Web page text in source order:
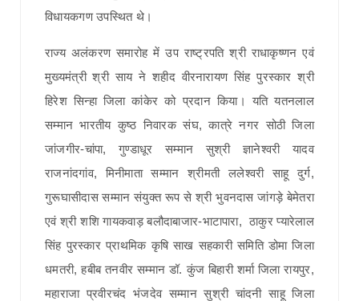
विधायकगण उपस्थित थे।
राज्य अलंकरण समारोह में उप राष्ट्रपति श्री राधाकृष्णन एवं
मुख्यमंत्री श्री साय ने शहीद वीरनारायण सिंह पुरस्कार श्री
हिरेश सिन्हा जिला कांकेर को प्रदान किया। यति यतनलाल
सम्मान भारतीय कुष्ठ निवारक संघ, कात्रे नगर सोठी जिला
जांजगीर-चांपा, गुण्डाधूर सम्मान सुश्री ज्ञानेश्वरी यादव
राजनांदगांव, मिनीमाता सम्मान श्रीमती ललेश्वरी साहू दुर्ग,
गुरूघासीदास सम्मान संयुक्त रूप से श्री भुवनदास जांगड़े बेमेतरा
एवं श्री शशि गायकवाड़ बलौदाबाजार-भाटापारा, ठाकुर प्यारेलाल
सिंह पुरस्कार प्राथमिक कृषि साख सहकारी समिति डोमा जिला
धमतरी, हबीब तनवीर सम्मान डॉ. कुंज बिहारी शर्मा जिला रायपुर,
महाराजा प्रवीरचंद भंजदेव सम्मान सुश्री चांदनी साहू जिला